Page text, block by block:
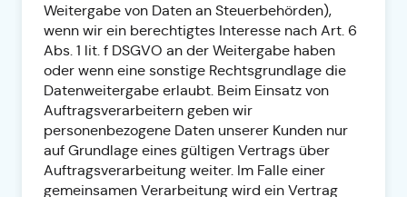
Weitergabe von Daten an Steuerbehörden),
wenn wir ein berechtigtes Interesse nach Art. 6
Abs. 1 lit. f DSGVO an der Weitergabe haben
oder wenn eine sonstige Rechtsgrundlage die
Datenweitergabe erlaubt. Beim Einsatz von
Auftragsverarbeitern geben wir
personenbezogene Daten unserer Kunden nur
auf Grundlage eines gültigen Vertrags über
Auftragsverarbeitung weiter. Im Falle einer
gemeinsamen Verarbeitung wird ein Vertrag